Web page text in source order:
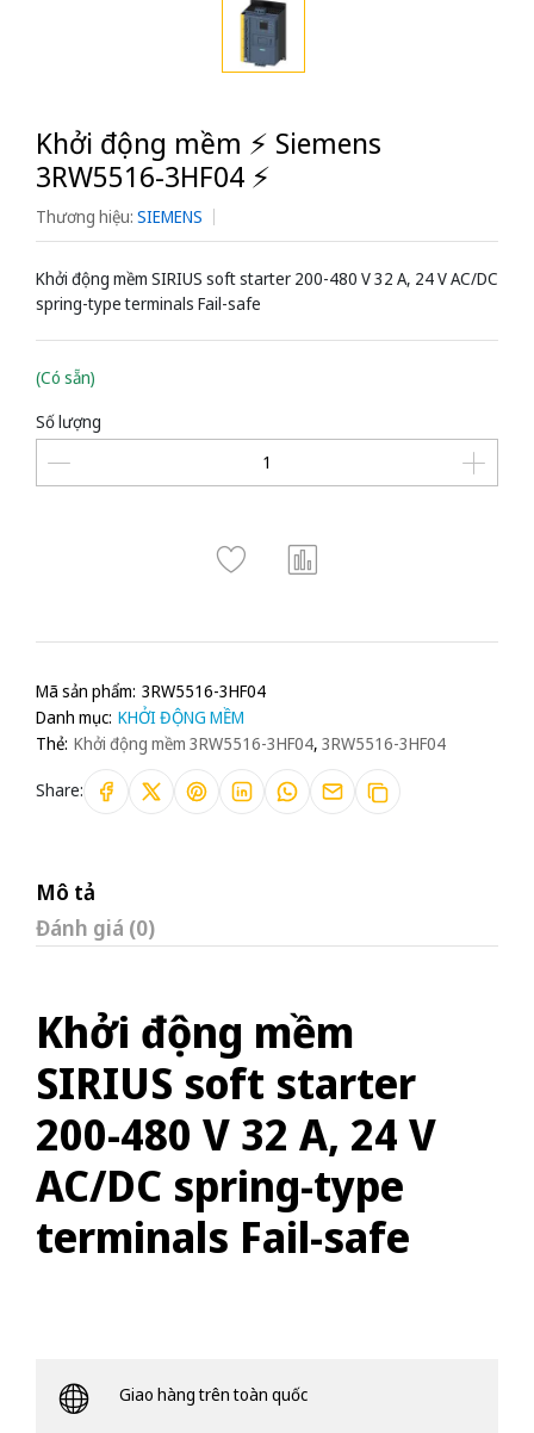
Khởi động mềm ⚡️ Siemens
3RW5516-3HF04 ⚡️
Thương hiệu: SIEMENS
Khởi động mềm SIRIUS soft starter 200-480 V 32 A, 24 V AC/DC
spring-type terminals Fail-safe
(Có sẵn)
Số lượng
Mã sản phẩm: 3RW5516-3HF04
Danh mục: KHỞI ĐỘNG MỀM
Thẻ: Khởi động mềm 3RW5516-3HF04, 3RW5516-3HF04
Share:
Mô tả
Đánh giá (0)
Khởi động mềm
SIRIUS soft starter
200-480 V 32 A, 24 V
AC/DC spring-type
terminals Fail-safe
Giao hàng trên toàn quốc